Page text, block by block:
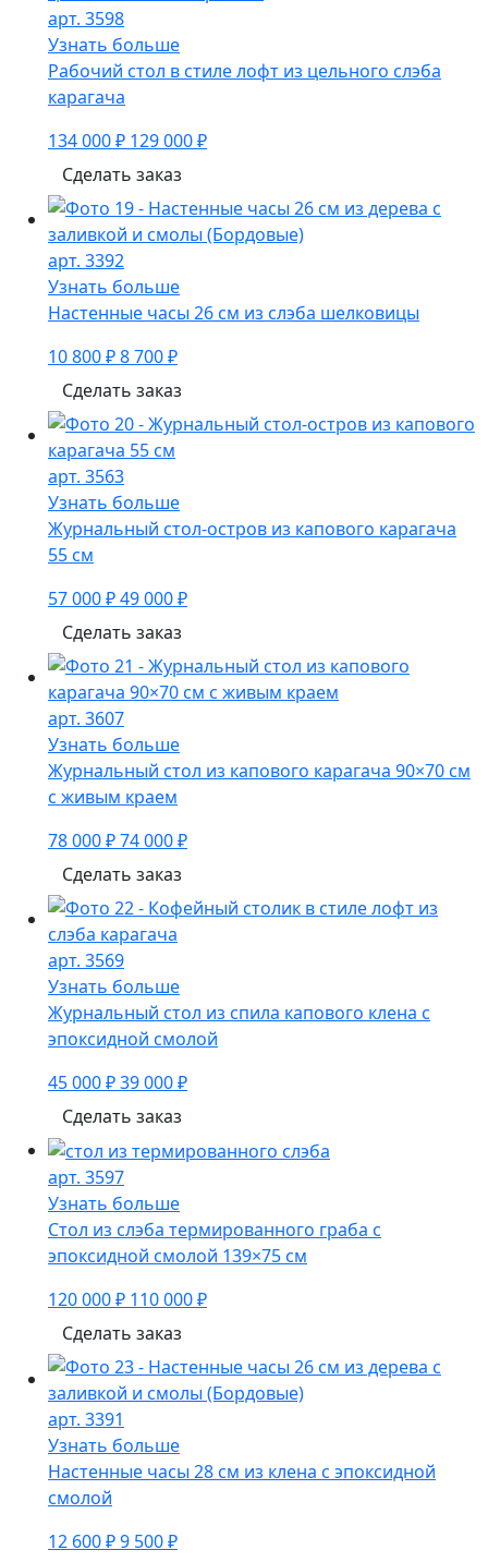
арт. 3598
Узнать больше
Рабочий стол в стиле лофт из цельного слэба
карагача
134 000 ₽ 129 000 ₽
Сделать заказ
арт. 3392
Узнать больше
Настенные часы 26 см из слэба шелковицы
10 800 ₽8 700 ₽
Сделать заказ
арт. 3563
Узнать больше
Журнальный стол-остров из капового карагача
55 см
57 000 ₽49 000 ₽
Сделать заказ
арт. 3607
Узнать больше
Журнальный стол из капового карагача 90×70 см
с живым краем
78 000 ₽74 000 ₽
Сделать заказ
арт. 3569
Узнать больше
Журнальный стол из спила капового клена с
эпоксидной смолой
45 000 ₽39 000 ₽
Сделать заказ
арт. 3597
Узнать больше
Стол из слэба термированного граба с
эпоксидной смолой 139×75 см
120 000 ₽ 110 000 ₽
Сделать заказ
арт. 3391
Узнать больше
Настенные часы 28 см из клена с эпоксидной
смолой
12 600 ₽9 500 ₽